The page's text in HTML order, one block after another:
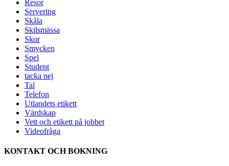
Resor
Servering
Skåla
Skilsmässa
Skor
Smycken
Spel
Student
tacka nej
Tal
Telefon
Utlandets etikett
Värdskap
Vett och etikett på jobbet
Videofråga
KONTAKT OCH BOKNING